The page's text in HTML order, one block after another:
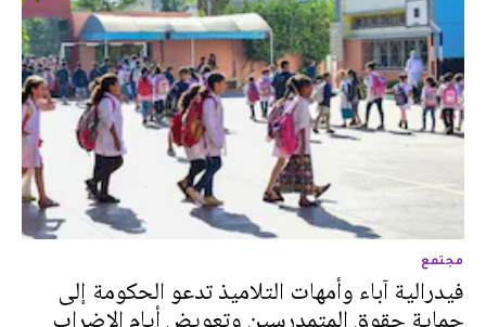
مجتمع
فيدرالية آباء وأمهات التلاميذ تدعو الحكومة إلى
حماية حقوق المتمدرسين وتعويض أيام الإضراب